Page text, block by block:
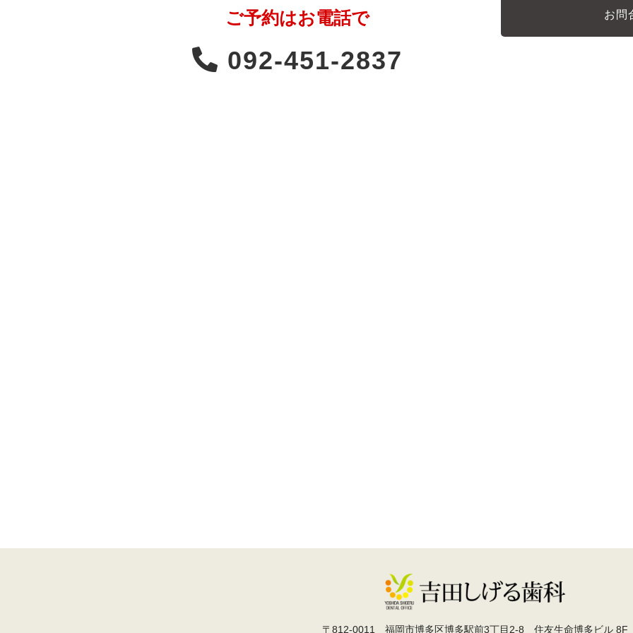
ご予約はお電話で
092-451-2837
お問
〒812-0011 福岡市博多区博多駅前3丁目2-8 住友生命博多ビル 8F